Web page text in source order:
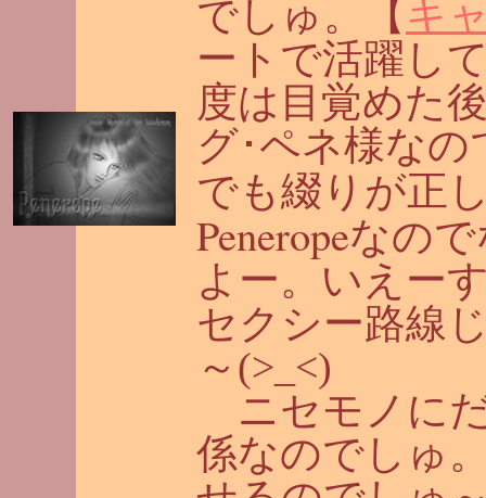
でしゅ。【 キ
ートで活躍し
度は目覚めた
グ･ペネ様なの
でも綴りが正
Peneropeなの
よー。いえー
セクシー路線
～(>_<)
ニセモノに
係なのでしゅ